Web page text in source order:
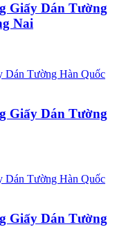
Giấy Dán Tường
Nai
Giấy Dán Tường
Giấy Dán Tường